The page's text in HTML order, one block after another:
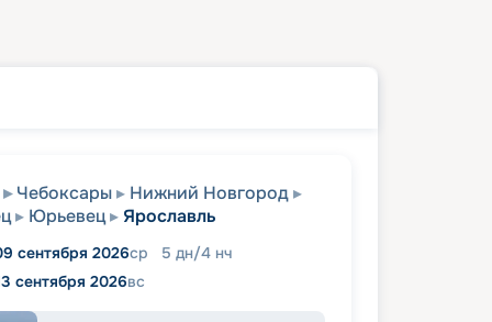
Чебоксары
Нижний Новгород
Юрьевец Ярославль
сентября 2026ср 5 дн/4 нч
сентября 2026вс